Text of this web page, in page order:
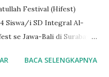
Festival (Hifest)
Siswa/i SD Integral Al-
se Jawa-Bali di Surabaya.
Bahasa (Inggris dan Arab).
BACA SELENGKAPNYA